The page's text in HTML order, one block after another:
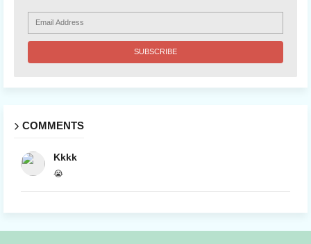
COMMENTS
Kkkk
😭